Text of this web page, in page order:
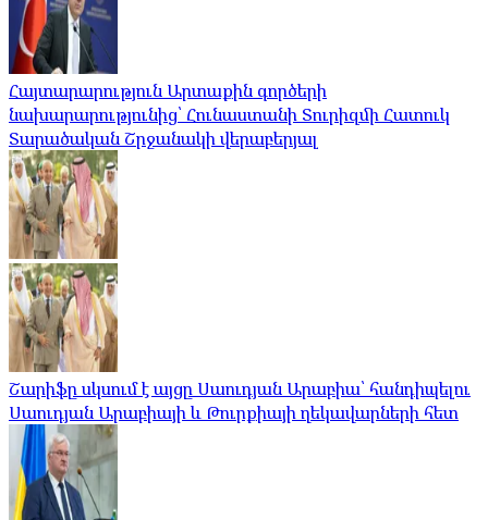
Հայտարարություն Արտաքին գործերի
նախարարությունից՝ Հունաստանի Տուրիզմի Հատուկ
Տարածական Շրջանակի վերաբերյալ
Շարիֆը սկսում է այցը Սաուդյան Արաբիա՝ հանդիպելու
Սաուդյան Արաբիայի և Թուրքիայի ղեկավարների հետ